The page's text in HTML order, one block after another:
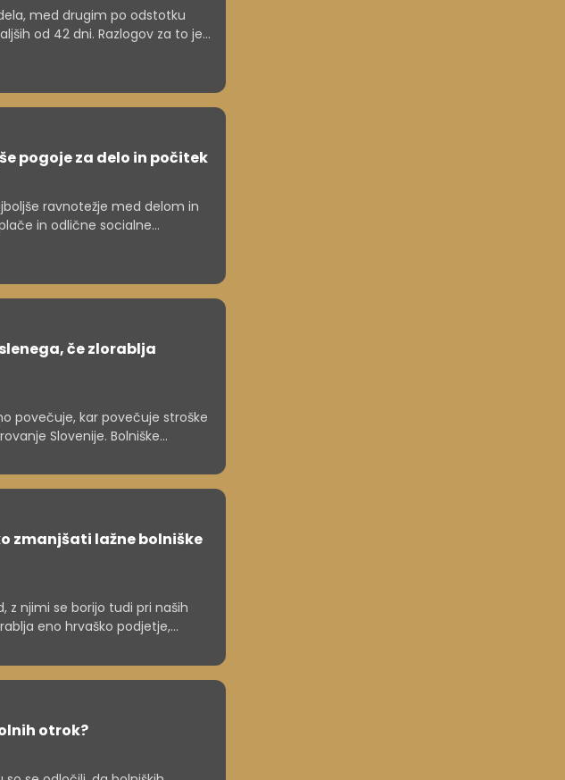
med drugim po odstotku
od 42 dni. Razlogov za to je
pogoje za delo in počitek
ravnotežje med delom in
in odlične socialne
če zlorablja
povečuje, kar povečuje stroške
Slovenije. Bolniške
Kdo in kako odkriva zlorabe
zmanjšati lažne bolniške
z njimi se borijo tudi pri naših
eno hrvaško podjetje,
otrok?